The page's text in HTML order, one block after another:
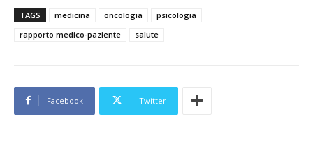
TAGS medicina oncologia
psicologia
rapporto medico-paziente
salute
Facebook Twitter